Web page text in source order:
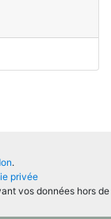
.
privée
vos données hors de